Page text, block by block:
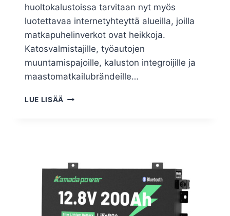
huoltokalustoissa tarvitaan nyt myös
luotettavaa internetyhteyttä alueilla, joilla
matkapuhelinverkot ovat heikkoja.
Katosvalmistajille, työautojen
muuntamispajoille, kaluston integroijille ja
maastomatkailubrändeille…
LUE LISÄÄ